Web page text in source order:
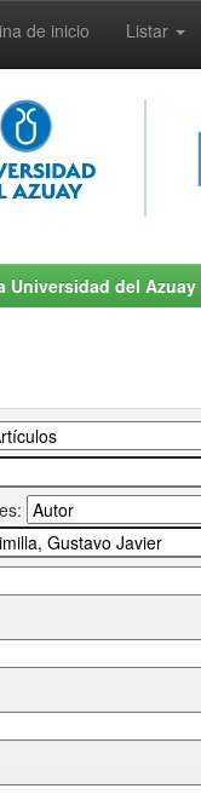
de inicio Listar
Universidad del Azuay